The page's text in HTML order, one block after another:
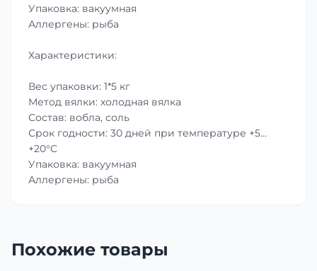
Упаковка: вакуумная
Аллергены: рыба
Характеристики:
Вес упаковки: 1*5 кг
Метод вялки: холодная вялка
Состав: вобла, соль
Срок годности: 30 дней при температуре +5…
+20°C
Упаковка: вакуумная
Аллергены: рыба
Похожие товары